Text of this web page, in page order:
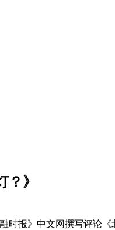
》
报》中文网撰写评论